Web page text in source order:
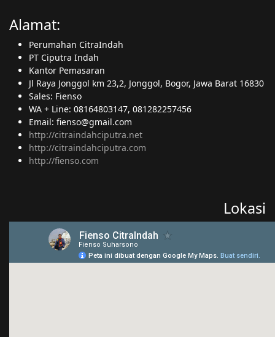
Alamat:
Perumahan CitraIndah
PT Ciputra Indah
Kantor Pemasaran
Jl Raya Jonggol km 23,2, Jonggol, Bogor, Jawa Barat 16830
Sales: Fienso
WA + Line: 08164803147, 081282257456
Email: fienso@gmail.com
http://citraindahciputra.net
http://citraindahciputra.com
http://fienso.com
Lokasi